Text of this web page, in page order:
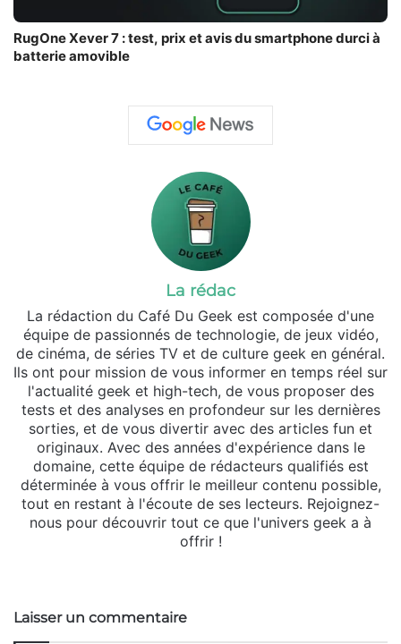
RugOne Xever 7 : test, prix et avis du smartphone durci à
batterie amovible
La rédac
La rédaction du Café Du Geek est composée d'une
équipe de passionnés de technologie, de jeux vidéo,
de cinéma, de séries TV et de culture geek en général.
Ils ont pour mission de vous informer en temps réel sur
l'actualité geek et high-tech, de vous proposer des
tests et des analyses en profondeur sur les dernières
sorties, et de vous divertir avec des articles fun et
originaux. Avec des années d'expérience dans le
domaine, cette équipe de rédacteurs qualifiés est
déterminée à vous offrir le meilleur contenu possible,
tout en restant à l'écoute de ses lecteurs. Rejoignez-
nous pour découvrir tout ce que l'univers geek a à
offrir !
Laisser un commentaire